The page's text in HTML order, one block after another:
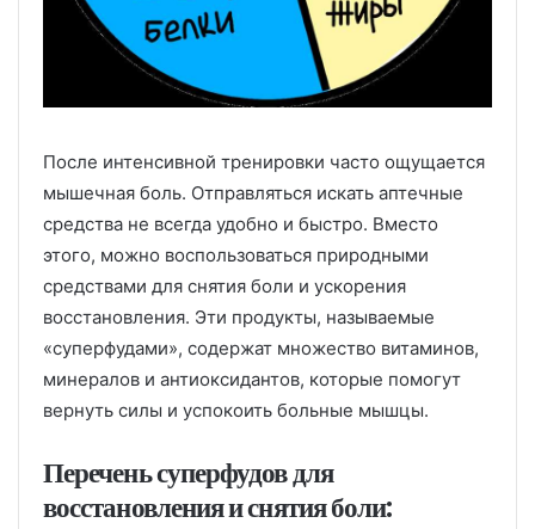
После интенсивной тренировки часто ощущается
мышечная боль. Отправляться искать аптечные
средства не всегда удобно и быстро. Вместо
этого, можно воспользоваться природными
средствами для снятия боли и ускорения
восстановления. Эти продукты, называемые
«суперфудами», содержат множество витаминов,
минералов и антиоксидантов, которые помогут
вернуть силы и успокоить больные мышцы.
Перечень суперфудов для
восстановления и снятия боли: